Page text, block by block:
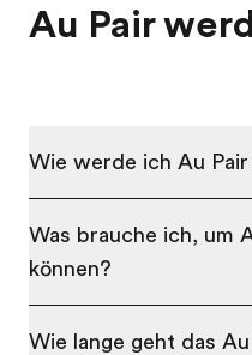
Au Pair
Wie werde ich Au Pair
Was brauche ich, um
können?
Wie lange geht das